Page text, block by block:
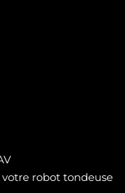
robot tondeuse